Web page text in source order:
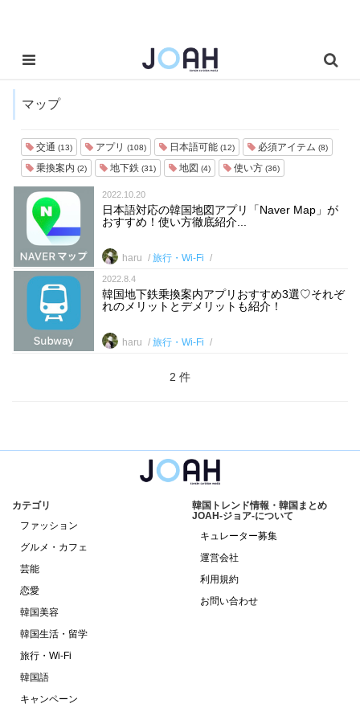
マップ
交通 (13) アプリ (108) 日本語可能 (12) 必須アイテム (8)
乗換案内 (2) 地下鉄 (31) 地図 (4) 使い方 (36)
2022.10.20
日本語対応の韓国地図アプリ「Naver Map」が
おすすめ！使い方徹底紹介...
haru 旅行・Wi-Fi
2022.8.4
韓国地下鉄乗換案内アプリおすすめ3選♡それぞ
れのメリットとデメリットも紹介！
haru 旅行・Wi-Fi
2 件
カテゴリ
ファッション
グルメ・カフェ
芸能
恋愛
韓国美容
韓国生活・留学
旅行・Wi-Fi
韓国語
キャンペーン
韓国トレンド情報・韓国まとめ
JOAH-ジョア-について
キュレーター募集
運営会社
利用規約
お問い合わせ